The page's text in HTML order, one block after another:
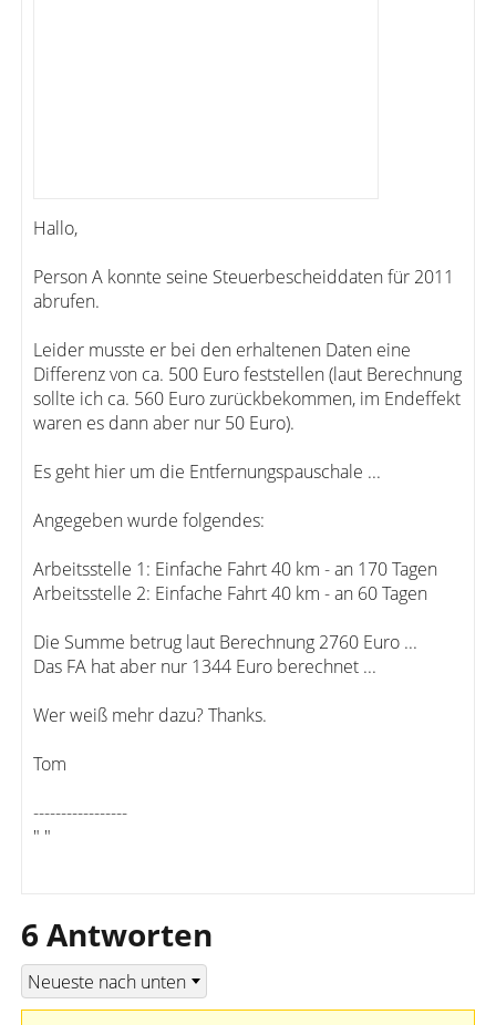
Hallo,
Person A konnte seine Steuerbescheiddaten für 2011
abrufen.
Leider musste er bei den erhaltenen Daten eine
Differenz von ca. 500 Euro feststellen (laut Berechnung
sollte ich ca. 560 Euro zurückbekommen, im Endeffekt
waren es dann aber nur 50 Euro).
Es geht hier um die Entfernungspauschale ...
Angegeben wurde folgendes:
Arbeitsstelle 1: Einfache Fahrt 40 km - an 170 Tagen
Arbeitsstelle 2: Einfache Fahrt 40 km - an 60 Tagen
Die Summe betrug laut Berechnung 2760 Euro ...
Das FA hat aber nur 1344 Euro berechnet ...
Wer weiß mehr dazu? Thanks.
Tom
-----------------
" "
6 Antworten